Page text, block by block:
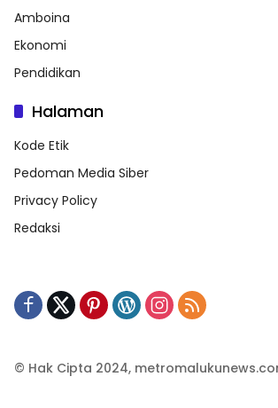
Amboina
Ekonomi
Pendidikan
Halaman
Kode Etik
Pedoman Media Siber
Privacy Policy
Redaksi
© Hak Cipta 2024,